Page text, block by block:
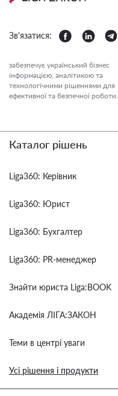
Зв'язатися:
забезпечує український бізнес
інформацією, аналітикою та
технологічними рішеннями для
ефективної та безпечної роботи.
Каталог рішень
Liga360: Керівник
Liga360: Юрист
Liga360: Бухгалтер
Liga360: PR-менеджер
Знайти юриста Liga:BOOK
Академія ЛІГА:ЗАКОН
Теми в центрі уваги
Усі рішення і продукти